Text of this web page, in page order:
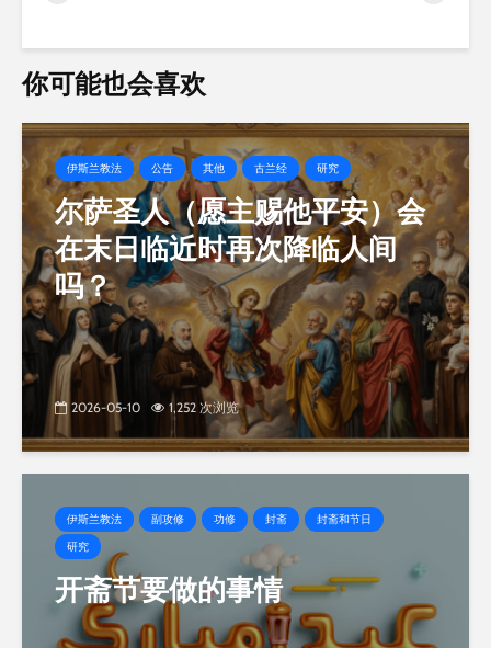
你可能也会喜欢
伊斯兰教法 公告 其他 古兰经 研究
尔萨圣人（愿主赐他平安）会
在末日临近时再次降临人间
吗？
2026-05-10 1,252 次浏览
伊斯兰教法 副攻修 功修 封斋
封斋和节日
研究
开斋节要做的事情